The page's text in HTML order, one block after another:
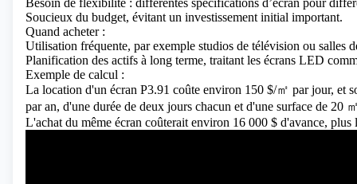
Besoin de flexibilité : différentes spécifications d’écran pour
Soucieux du budget, évitant un investissement initial important.
Quand acheter :
Utilisation fréquente, par exemple studios de télévision ou salles
Planification des actifs à long terme, traitant les écrans LED
Exemple de calcul :
La location d'un écran P3.91 coûte environ 150 $/㎡ par jour, et
par an, d'une durée de deux jours chacun et d'une surface de 20
L'achat du même écran coûterait environ 16 000 $ d'avance, plus